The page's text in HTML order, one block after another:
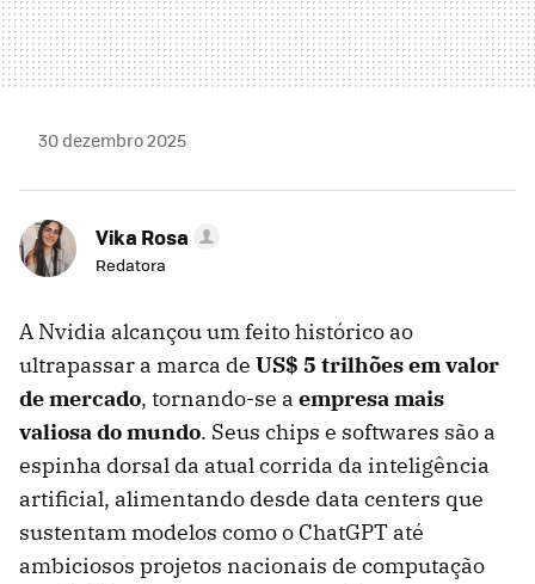
30 dezembro 2025
Vika Rosa
Redatora
A Nvidia alcançou um feito histórico ao
ultrapassar a marca de US$ 5 trilhões em valor
de mercado, tornando-se a empresa mais
valiosa do mundo. Seus chips e softwares são a
espinha dorsal da atual corrida da inteligência
artificial, alimentando desde data centers que
sustentam modelos como o ChatGPT até
ambiciosos projetos nacionais de computação